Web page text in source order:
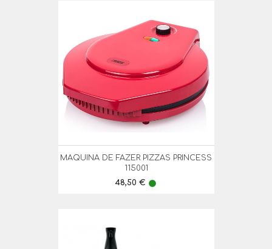
MAQUINA DE FAZER PIZZAS PRINCESS
115001
Preço
48,50 € lens